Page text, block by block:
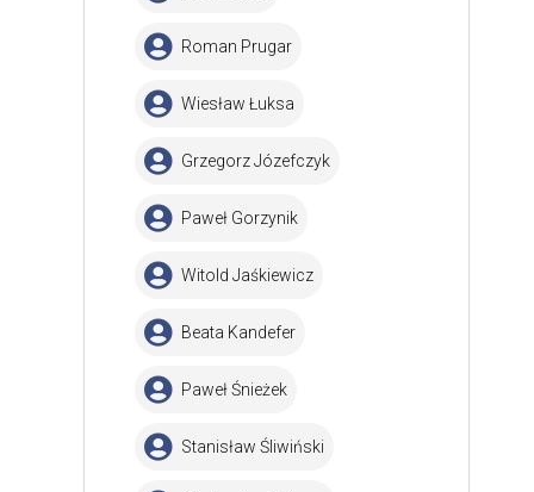
Roman Prugar
Wiesław Łuksa
Grzegorz Józefczyk
Paweł Gorzynik
Witold Jaśkiewicz
Beata Kandefer
Paweł Śnieżek
Stanisław Śliwiński